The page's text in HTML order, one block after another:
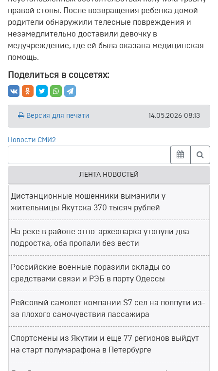
правой стопы. После возвращения ребенка домой
родители обнаружили телесные повреждения и
незамедлительно доставили девочку в
медучреждение, где ей была оказана медицинская
помощь.
Поделиться в соцсетях:
Версия для печати 14.05.2026 08:13
Новости СМИ2
ЛЕНТА НОВОСТЕЙ
Дистанционные мошенники выманили у
жительницы Якутска 370 тысяч рублей
На реке в районе этно-археопарка утонули два
подростка, оба пропали без вести
Российские военные поразили склады со
средствами связи и РЭБ в порту Одессы
Рейсовый самолет компании S7 сел на полпути из-
за плохого самочувствия пассажира
Спортсмены из Якутии и еще 77 регионов выйдут
на старт полумарафона в Петербурге